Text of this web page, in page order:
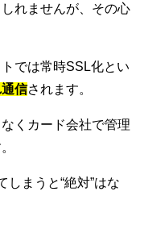
れませんが、その心
では常時SSL化とい
信されます。
くカード会社で管理
まうと“絶対”はな